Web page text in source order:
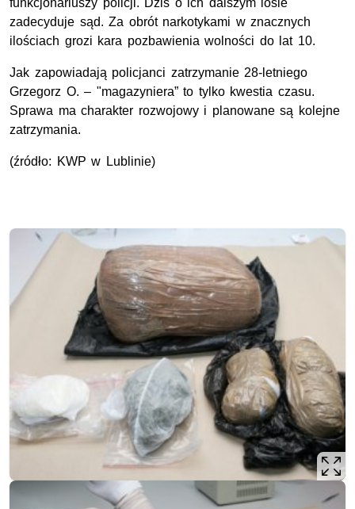
funkcjonariuszy policji. Dziś o ich dalszym losie
zadecyduje sąd. Za obrót narkotykami w znacznych
ilościach grozi kara pozbawienia wolności do lat 10.
Jak zapowiadają policjanci zatrzymanie 28-letniego
Grzegorz O. – "magazyniera” to tylko kwestia czasu.
Sprawa ma charakter rozwojowy i planowane są kolejne
zatrzymania.
(źródło: KWP w Lublinie)